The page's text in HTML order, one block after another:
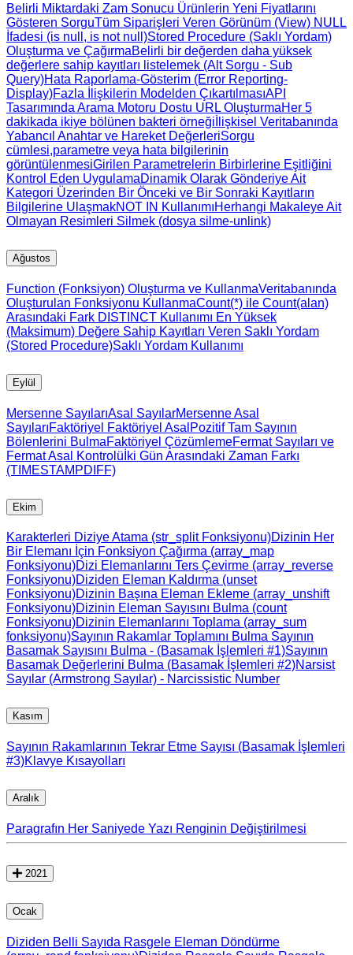
Belirli Miktardaki Zam Sonucu Ürünlerin Yeni Fiyatlarını
Gösteren SorguTüm Siparişleri Veren Görünüm (View) NULL
İfadesi (is null, is not null)Stored Procedure (Saklı Yordam)
Oluşturma ve ÇağırmaBelirli bir değerden daha yüksek
değerlere sahip kayıtları listelemek (Alt Sorgu - Sub
Query)Hata Raporlama-Gösterim (Error Reporting-
Display)Fazla İlişkilerin Modelden ÇıkartılmasıAPI
Tasarımında Arama Motoru Dostu URL OluşturmaHer 5
dakikada ikiye bölünen bakteri örneği İlişkisel Veritabanında
Yabancıl Anahtar ve Hareket DeğerleriSorgu
cümlesi,parametre veya hata bilgilerinin
görüntülenmesiGirilen Parametrelerin Birbirlerine Eşitliğini
Kontrol Eden UygulamaDinamik Olarak Gönderiye Ait
Kategori Üzerinden Bir Önceki ve Bir Sonraki Kayıtların
Bilgilerine UlaşmakNOT IN KullanımıHerhangi Makaleye Ait
Olmayan Resimleri Silmek (dosya silme-unlink)
Ağustos
Function (Fonksiyon) Oluşturma ve KullanmaVeritabanında
Oluşturulan Fonksiyonu KullanmaCount(*) ile Count(alan)
Arasındaki Fark DISTINCT Kullanımı En Yüksek
(Maksimum) Değere Sahip Kayıtları Veren Saklı Yordam
(Stored Procedure)Saklı Yordam Kullanımı
Eylül
Mersenne SayılarıAsal SayılarMersenne Asal
SayılarıFaktöriyel Faktöriyel Asal Pozitif Tam Sayının
Bölenlerini BulmaFaktöriyel ÇözümlemeFermat Sayıları ve
Fermat Asal Kontrolü İki Gün Arasındaki Zaman Farkı
(TIMESTAMPDIFF)
Ekim
Karakterleri Diziye Atama (str_split Fonksiyonu)Dizinin Her
Bir Elemanı İçin Fonksiyon Çağırma (array_map
Fonksiyonu)Dizi Elemanlarını Ters Çevirme (array_reverse
Fonksiyonu)Diziden Eleman Kaldırma (unset
Fonksiyonu)Dizinin Başına Eleman Ekleme (array_unshift
Fonksiyonu)Dizinin Eleman Sayısını Bulma (count
Fonksiyonu)Dizinin Elemanlarını Toplama (array_sum
fonksiyonu)Sayının Rakamlar Toplamını Bulma Sayının
Basamak Sayısını Bulma - (Basamak İşlemleri #1)Sayının
Basamak Değerlerini Bulma (Basamak İşlemleri #2)Narsist
Sayılar (Armstrong Sayılar) - Narcissistic Number
Kasım
Sayının Rakamlarının Tekrar Etme Sayısı (Basamak İşlemleri
#3)Klavye Kısayolları
Aralık
Paragrafın Her Saniyede Yazı Renginin Değiştirilmesi
2021
Ocak
Diziden Belli Sayıda Rasgele Eleman Döndürme